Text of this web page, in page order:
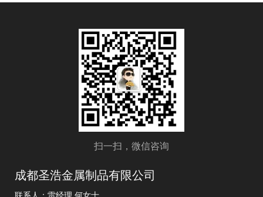
扫一扫，微信咨询
成都圣浩金属制品有限公司